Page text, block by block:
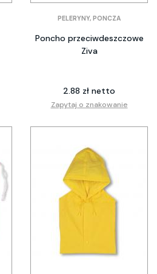
PELERYNY, PONCZA
Poncho przeciwdeszczowe
Ziva
2.88 zł netto
Zapytaj o znakowanie